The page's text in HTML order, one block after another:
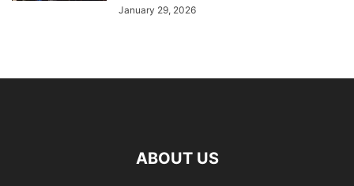
January 29, 2026
ABOUT US